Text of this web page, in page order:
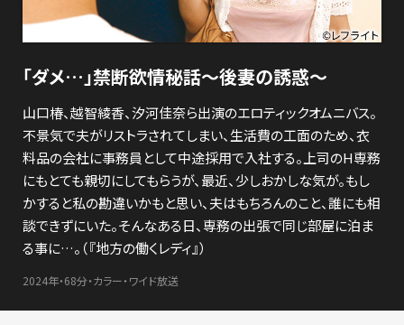
「ダメ…」禁断欲情秘話～後妻の誘惑～
山口椿、越智綾香、汐河佳奈ら出演のエロティックオムニバス。
不景気で夫がリストラされてしまい、生活費の工面のため、衣
料品の会社に事務員として中途採用で入社する。上司のH専務
にもとても親切にしてもらうが、最近、少しおかしな気が。もし
かすると私の勘違いかもと思い、夫はもちろんのこと、誰にも相
談できずにいた。そんなある日、専務の出張で同じ部屋に泊ま
る事に…。（『地方の働くレディ』）
2024年・68分・カラー・ワイド放送